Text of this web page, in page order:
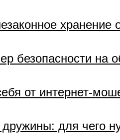
хранение
безопасности на
от интернет-
для чего